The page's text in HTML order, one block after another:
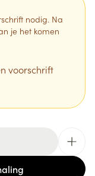
nodig. Na
je het komen
voorschrift